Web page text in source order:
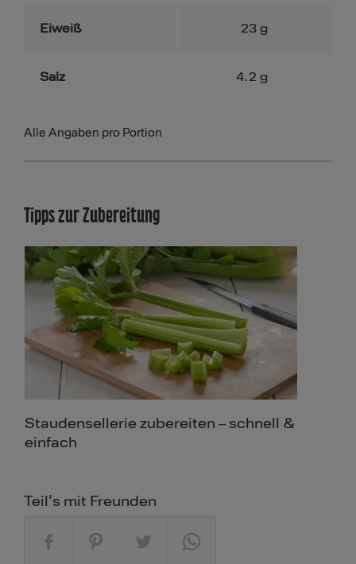
Eiweiß 23 g
Salz 4.2 g
Alle Angaben pro Portion
Tipps zur Zubereitung
Staudensellerie zubereiten – schnell &
einfach
Teil's mit Freunden